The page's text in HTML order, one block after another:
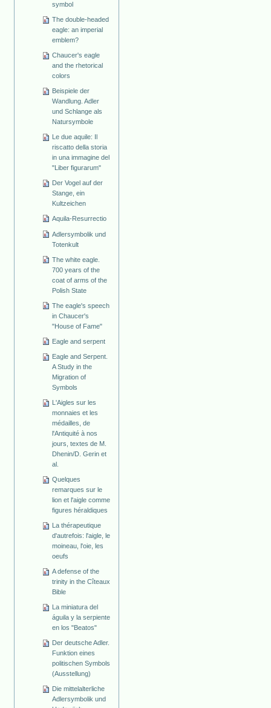
symbol
The double-headed
eagle: an imperial
emblem?
Chaucer's eagle
and the rhetorical
colors
Beispiele der
Wandlung. Adler
und Schlange als
Natursymbole
Le due aquile: Il
riscatto della storia
in una immagine del
"Liber figurarum"
Der Vogel auf der
Stange, ein
Kultzeichen
Aquila-Resurrectio
Adlersymbolik und
Totenkult
The white eagle.
700 years of the
coat of arms of the
Polish State
The eagle's speech
in Chaucer's
"House of Fame"
Eagle and serpent
Eagle and Serpent.
A Study in the
Migration of
Symbols
L'Aigles sur les
monnaies et les
médailles, de
l'Antiquité à nos
jours, textes de M.
Dhenin/D. Gerin et
al.
Quelques
remarques sur le
lion et l'aigle comme
figures héraldiques
La thérapeutique
d'autrefois: l'aigle, le
moineau, l'oie, les
oeufs
A defense of the
trinity in the Cîteaux
Bible
La miniatura del
águila y la serpiente
en los "Beatos"
Der deutsche Adler.
Funktion eines
politischen Symbols
(Ausstellung)
Die mittelalterliche
Adlersymbolik und